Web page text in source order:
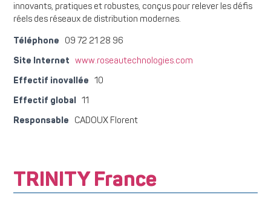
innovants, pratiques et robustes, conçus pour relever les défis
réels des réseaux de distribution modernes.
Téléphone 09 72 21 28 96
Site Internet www.roseautechnologies.com
Effectif inovallée 10
Effectif global 11
Responsable CADOUX Florent
TRINITY France